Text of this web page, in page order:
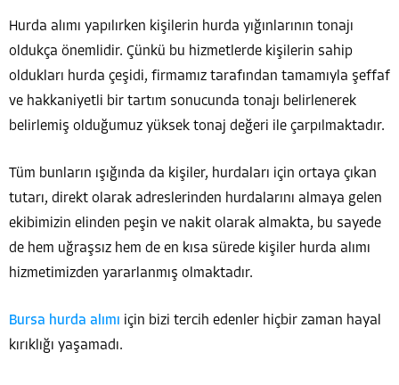
Hurda alımı yapılırken kişilerin hurda yığınlarının tonajı
oldukça önemlidir. Çünkü bu hizmetlerde kişilerin sahip
oldukları hurda çeşidi, firmamız tarafından tamamıyla şeffaf
ve hakkaniyetli bir tartım sonucunda tonajı belirlenerek
belirlemiş olduğumuz yüksek tonaj değeri ile çarpılmaktadır.
Tüm bunların ışığında da kişiler, hurdaları için ortaya çıkan
tutarı, direkt olarak adreslerinden hurdalarını almaya gelen
ekibimizin elinden peşin ve nakit olarak almakta, bu sayede
de hem uğraşsız hem de en kısa sürede kişiler hurda alımı
hizmetimizden yararlanmış olmaktadır.
Bursa hurda alımı için bizi tercih edenler hiçbir zaman hayal
kırıklığı yaşamadı.